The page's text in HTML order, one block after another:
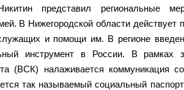
представил региональные
В Нижегородской области действует
и помощи им. В регионе
инструмент в России. В рамках
(ВСК) налаживается коммуникация
так называемый социальный